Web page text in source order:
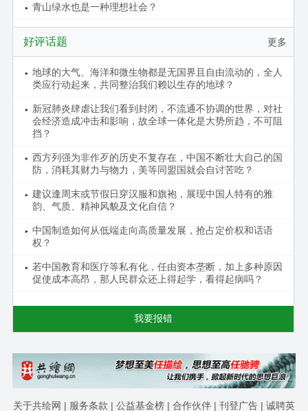
青山绿水也是一种理想社会？
更多
好评话题
地球的大气、海洋和微生物都是无国界且自由流动的，全人
类应行动起来，共同整治我们赖以生存的地球？
新冠肺炎肆虐让我们看到封闭，不流通不协调的世界，对社
会经济造成冲击和影响，故全球一体化是大势所趋，不可阻
挡？
西方列强为非作歹的历史不复存在，中国不断壮大自己的国
防，消耗其财力与物力，美等同盟国就会自讨苦吃？
建议逢周末或节假日穿汉服和旗袍，展现中国人特有的雅
韵、气质、精神风貌及文化自信？
中国制造如何从低端走向高质量发展，抢占定价权和话语
权？
若中国教育和医疗等私有化，任由资本垄断，加上多种原因
促使成本高昂，那人民群众还上得起学，看得起病吗？
我要报错
关于共绘网 | 服务条款 | 公益基金榜 | 合作伙伴 | 刊登广告 | 诚聘英